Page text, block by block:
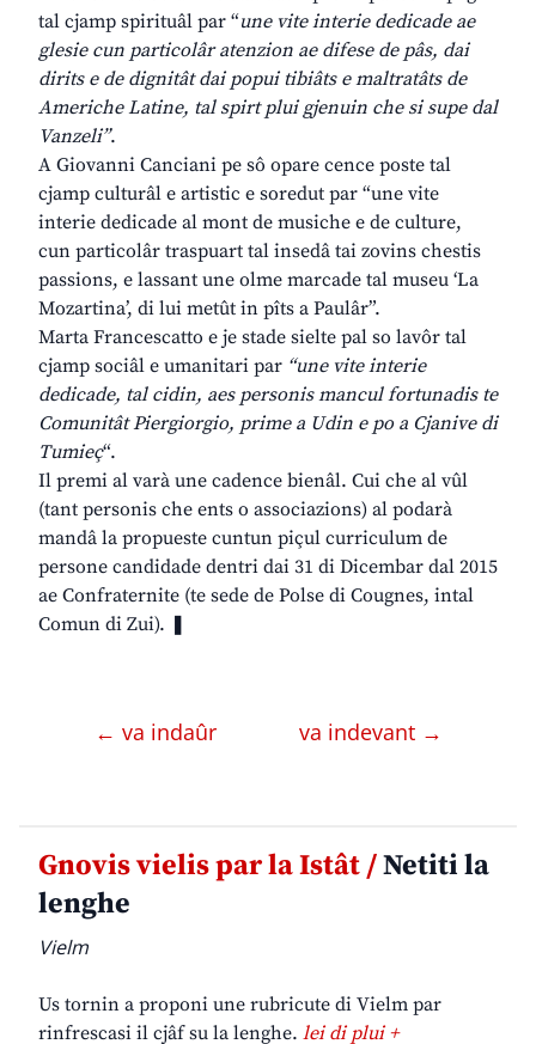
tal cjamp spirituâl par “une vite interie dedicade ae
glesie cun particolâr atenzion ae difese de pâs, dai
dirits e de dignitât dai popui tibiâts e maltratâts de
Americhe Latine, tal spirt plui gjenuin che si supe dal
Vanzeli”.
A Giovanni Canciani pe sô opare cence poste tal
cjamp culturâl e artistic e soredut par “une vite
interie dedicade al mont de musiche e de culture,
cun particolâr traspuart tal insedâ tai zovins chestis
passions, e lassant une olme marcade tal museu ‘La
Mozartina’, di lui metût in pîts a Paulâr”.
Marta Francescatto e je stade sielte pal so lavôr tal
cjamp sociâl e umanitari par “une vite interie
dedicade, tal cidin, aes personis mancul fortunadis te
Comunitât Piergiorgio, prime a Udin e po a Cjanive di
Tumieç“.
Il premi al varà une cadence bienâl. Cui che al vûl
(tant personis che ents o associazions) al podarà
mandâ la propueste cuntun piçul curriculum de
persone candidade dentri dai 31 di Dicembar dal 2015
ae Confraternite (te sede de Polse di Cougnes, intal
Comun di Zui). ❚
← va indaûr va indevant →
Gnovis vielis par la Istât /Netiti la
lenghe
Vielm
Us tornin a proponi une rubricute di Vielm par
rinfrescasi il cjâf su la lenghe. lei di plui +